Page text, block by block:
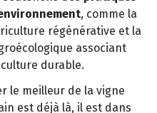
, comme la
régénérative et la
associant
durable.
le meilleur de la vigne
est déjà là, il est dans